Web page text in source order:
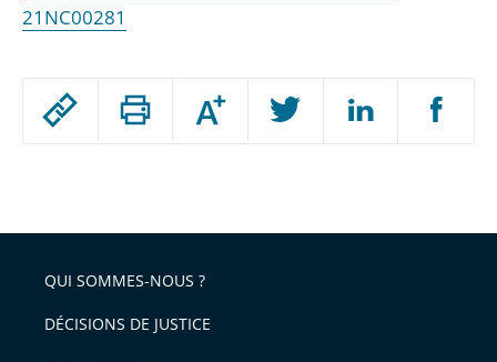
Passer
arriver
après
Augmenter
ou
l'article
pour
21NC00281
QUI SOMMES-NOUS ?
DÉCISIONS DE JUSTICE